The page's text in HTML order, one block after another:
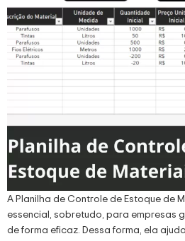
A Planilha de Controle de Estoque de
essencial, sobretudo, para empresas
de forma eficaz. Dessa forma, ela